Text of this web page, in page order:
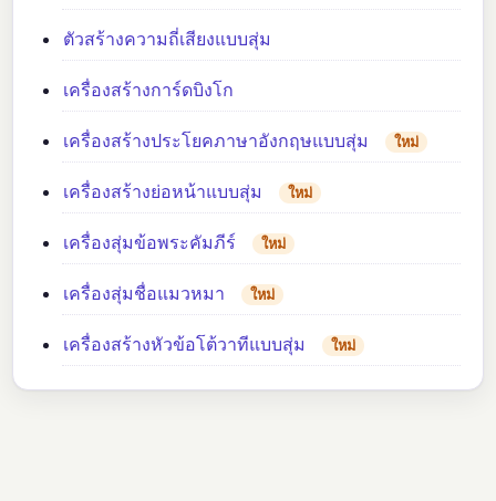
ตัวสร้างความถี่เสียงแบบสุ่ม
เครื่องสร้างการ์ดบิงโก
เครื่องสร้างประโยคภาษาอังกฤษแบบสุ่ม ใหม่
เครื่องสร้างย่อหน้าแบบสุ่ม ใหม่
เครื่องสุ่มข้อพระคัมภีร์ ใหม่
เครื่องสุ่มชื่อแมวหมา ใหม่
เครื่องสร้างหัวข้อโต้วาทีแบบสุ่ม ใหม่